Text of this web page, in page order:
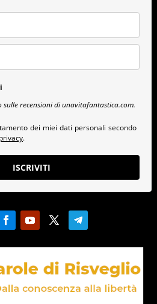
sulle recensioni di unavitafantastica.com.
dei miei dati personali secondo
.
ISCRIVITI